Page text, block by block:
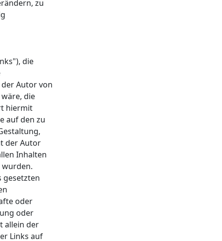
zu
die
Autor von
die
hiermit
auf den zu
der Autor
Inhalten
gesetzten
oder
oder
allein der
Links auf